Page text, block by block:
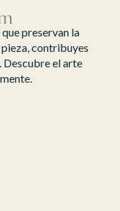
preservan la
contribuyes
Descubre el arte